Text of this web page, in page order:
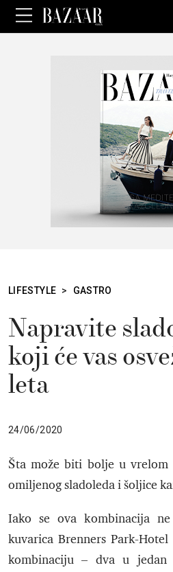
LIFESTYLE > GASTRO
Napravite
koji će vas
leta
24/06/2020
Šta može biti bolje u vrelom
omiljenog sladoleda i šoljice
Iako se ova kombinacija
kuvarica Brenners Park-
kombinaciju – dva u